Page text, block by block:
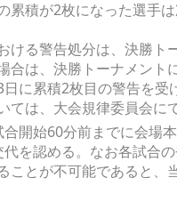
累積が2枚になった選手
ける警告処分は、決勝
合は、決勝トーナメント
に累積2枚目の警告を受
は、大会規律委員会に
開始60分前までに会場
を認める。なお各試合
ことが不可能であると